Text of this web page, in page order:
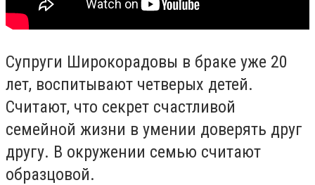
Супруги Широкорадовы в браке уже 20
лет, воспитывают четверых детей.
Считают, что секрет счастливой
семейной жизни в умении доверять друг
другу. В окружении семью считают
образцовой.